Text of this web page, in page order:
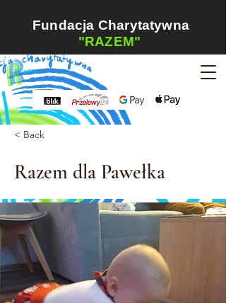
Fundacja Charytatywna
"RAZEM"
< Back
Razem dla Pawełka